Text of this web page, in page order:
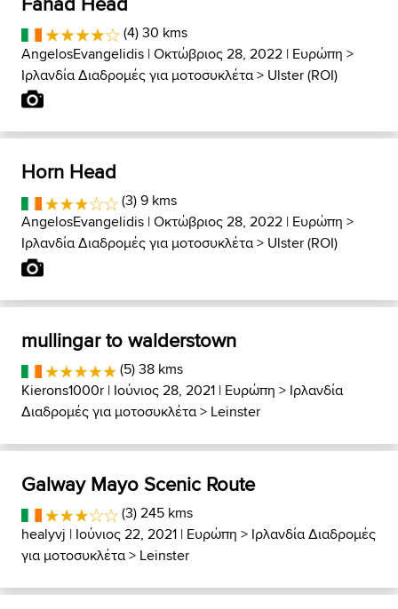
(4) 30 kms
AngelosEvangelidis | Οκτώβριος 28, 2022 | Ευρώπη >
Ιρλανδία Διαδρομές για μοτοσυκλέτα> Ulster (ROI)
Horn Head
(3) 9 kms
AngelosEvangelidis | Οκτώβριος 28, 2022 | Ευρώπη >
Ιρλανδία Διαδρομές για μοτοσυκλέτα> Ulster (ROI)
mullingar to walderstown
(5) 38 kms
Kierons1000r | Ιούνιος 28, 2021 | Ευρώπη > Ιρλανδία
Διαδρομές για μοτοσυκλέτα> Leinster
Galway Mayo Scenic Route
(3) 245 kms
healyvj | Ιούνιος 22, 2021 | Ευρώπη > Ιρλανδία Διαδρομές
για μοτοσυκλέτα> Leinster